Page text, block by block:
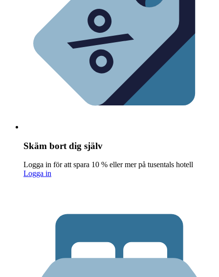
Skäm bort dig själv
Logga in för att spara 10 % eller mer på tusentals hotell
Logga in